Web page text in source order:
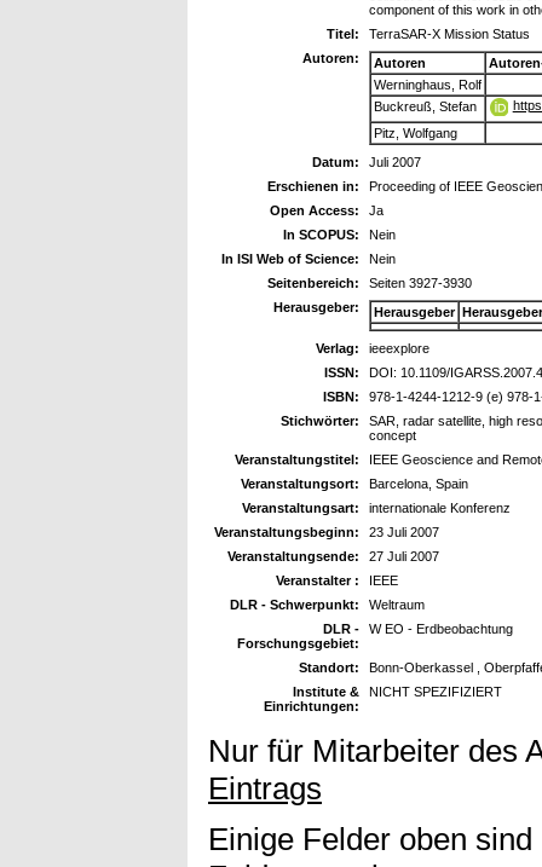
component of this work in
Titel:
TerraSAR-X Mission Status
Autoren:
Autoren
Werninghaus, Rolf
Buckreuß, Stefan
Pitz, Wolfgang
Datum:
Juli 2007
Erschienen in:
Proceeding of IEEE
Open Access:
Ja
In SCOPUS:
Nein
In ISI Web of Science:
Nein
Seitenbereich:
Seiten 3927-3930
Herausgeber:
Herausgeber
Verlag:
ieeexplore
ISSN:
DOI: 10.1109/
ISBN:
978-1-4244-1212-9 (e) 978-
Stichwörter:
SAR, radar satellite, high
concept
Veranstaltungstitel:
IEEE Geoscience and
Veranstaltungsort:
Barcelona, Spain
Veranstaltungsart:
internationale Konferenz
Veranstaltungsbeginn:
23 Juli 2007
Veranstaltungsende:
27 Juli 2007
Veranstalter :
IEEE
DLR - Schwerpunkt:
Weltraum
DLR -
Forschungsgebiet:
W EO - Erdbeobachtung
Standort:
Bonn-Oberkassel ,
Institute &
Einrichtungen:
NICHT SPEZIFIZIERT
Nur für Mitarbeiter des
Eintrags
Einige Felder oben